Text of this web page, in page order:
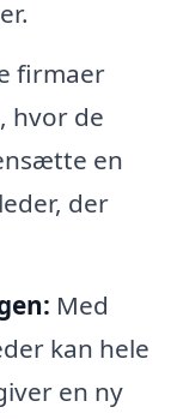
firmaer
hvor de
en
der
Med
kan hele
en ny